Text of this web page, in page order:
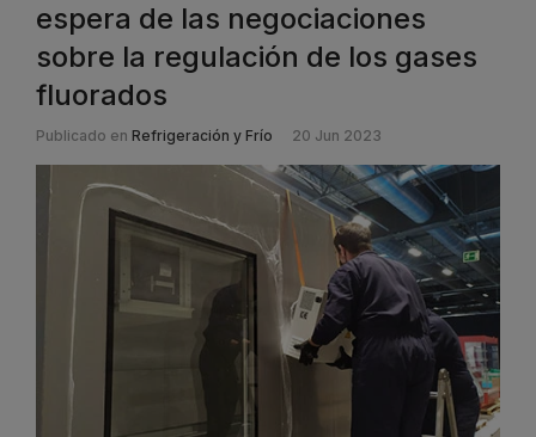
espera de las negociaciones
sobre la regulación de los gases
fluorados
Publicado en Refrigeración y Frío 20 Jun 2023